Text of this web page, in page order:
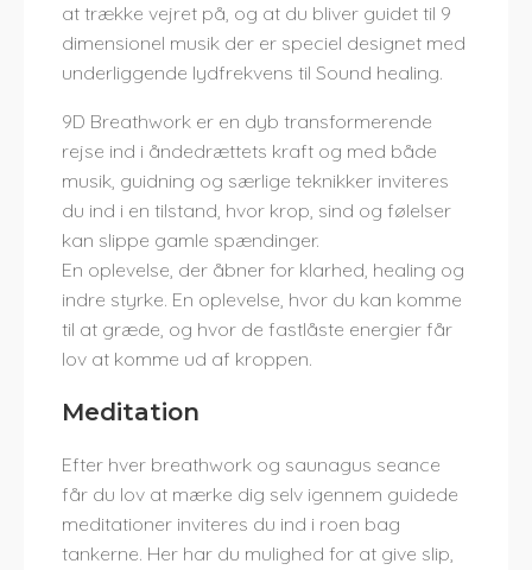
at trække vejret på, og at du bliver guidet til 9
dimensionel musik der er speciel designet med
underliggende lydfrekvens til Sound healing.
9D Breathwork er en dyb transformerende
rejse ind i åndedrættets kraft og med både
musik, guidning og særlige teknikker inviteres
du ind i en tilstand, hvor krop, sind og følelser
kan slippe gamle spændinger.
En oplevelse, der åbner for klarhed, healing og
indre styrke. En oplevelse, hvor du kan komme
til at græde, og hvor de fastlåste energier får
lov at komme ud af kroppen.
Meditation
Efter hver breathwork og saunagus seance
får du lov at mærke dig selv igennem guidede
meditationer inviteres du ind i roen bag
tankerne. Her har du mulighed for at give slip,